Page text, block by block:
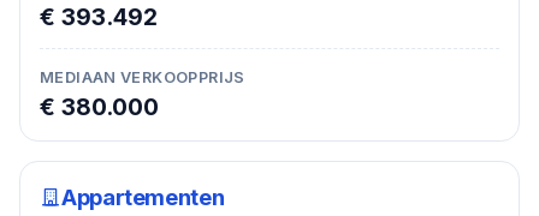
€ 393.492
MEDIAAN VERKOOPPRIJS
€ 380.000
Appartementen